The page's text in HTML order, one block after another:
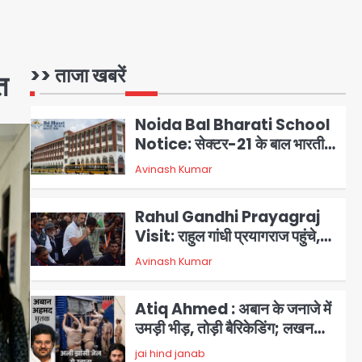
>> ताजा खबरें
2
Notice: सेक्टर-21 के बाल भारती
स्कूल में बिना खिड़की-वेंटिलेशन
बेसमेंट में चल रही थी 8वीं की क्लास,
NCPCR की शिकायत पर भेजा
नोटिस
Avinash Kumar
3
Rahul Gandhi Prayagraj
Visit: राहुल गांधी प्रयागराज पहुंचे,
साथ में प्रियंका की बेटी मिराया; केपी
ग्राउंड में छात्रों से संवाद, सिर्फ 5
हजार मौजूद
Avinash Kumar
4
Atiq Ahmed : अबान के जनाजे में
उमड़ी भीड़, तोड़ी बैरिकेडिंग; लखनऊ
जेल से लखनऊ पहुंचा उमर
jai hind janab
Narela Road Accident: